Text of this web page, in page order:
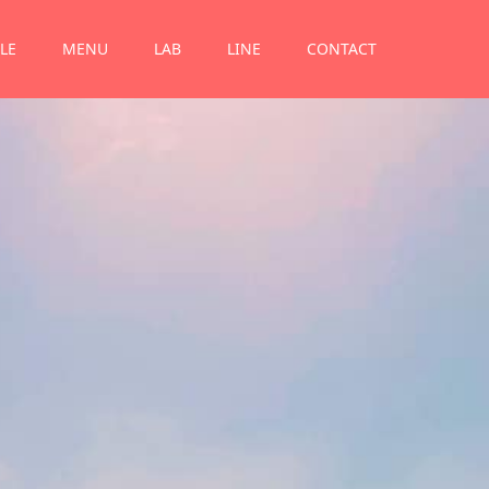
MENU LAB LINE CONTACT